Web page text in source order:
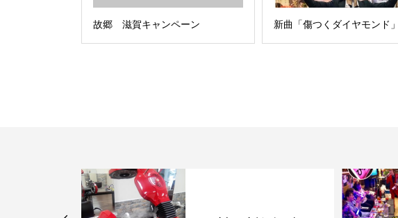
故郷 滋賀キャンペーン 新曲「傷つくダイヤモンド」